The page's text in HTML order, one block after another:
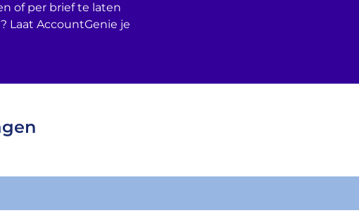
of per brief te laten
Laat AccountGenie je